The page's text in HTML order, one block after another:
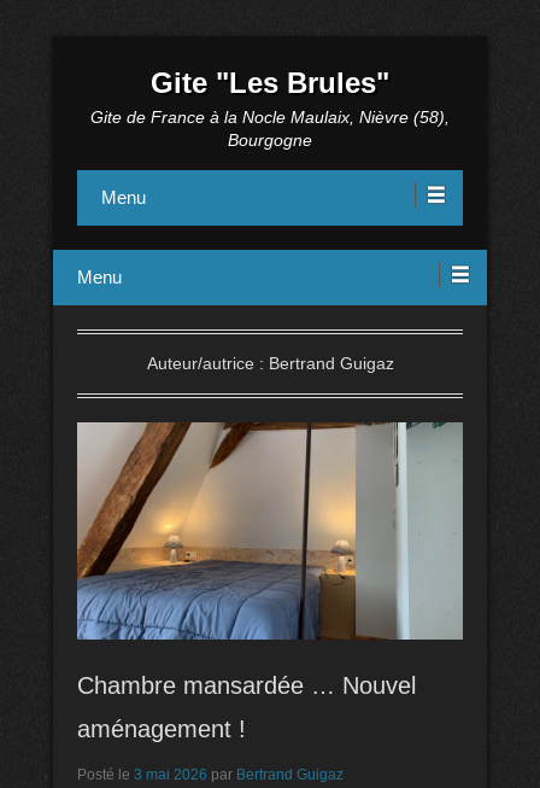
Gite "Les Brules"
Gite de France à la Nocle Maulaix, Nièvre (58),
Bourgogne
Menu
Menu
Auteur/autrice : Bertrand Guigaz
Chambre mansardée … Nouvel
aménagement !
Posté le 3 mai 2026 par Bertrand Guigaz